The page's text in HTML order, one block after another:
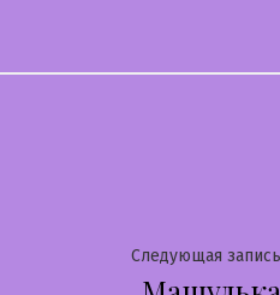
Следующая запись